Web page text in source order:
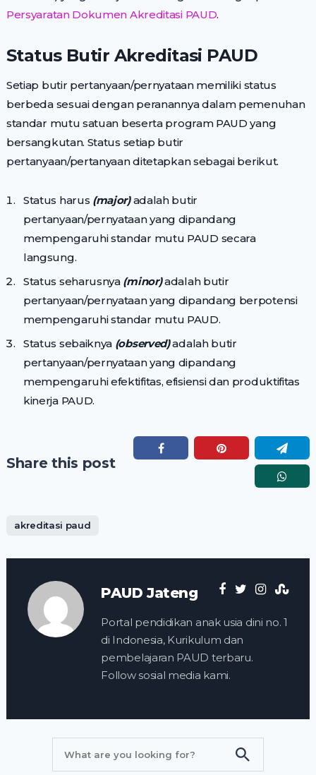
Persyaratan Dokumen Akreditasi PAUD.
Status Butir Akreditasi PAUD
Setiap butir pertanyaan/pernyataan memiliki status
berbeda sesuai dengan peranannya dalam pemenuhan
standar mutu satuan beserta program PAUD yang
bersangkutan. Status setiap butir
pertanyaan/pertanyaan ditetapkan sebagai berikut.
Status harus (major)adalah butir
pertanyaan/pernyataan yang dipandang
mempengaruhi standar mutu PAUD secara
langsung.
Status seharusnya (minor)adalah butir
pertanyaan/pernyataan yang dipandang berpotensi
mempengaruhi standar mutu PAUD.
Status sebaiknya (observed)adalah butir
pertanyaan/pernyataan yang dipandang
mempengaruhi efektifitas, efisiensi dan produktifitas
kinerja PAUD.
Share this post
akreditasi paud
PAUD Jateng
Portal pendidikan anak usia dini no. 1
di Indonesia, Kurikulum dan
pembelajaran PAUD terbaru.
Follow sosial media kami.